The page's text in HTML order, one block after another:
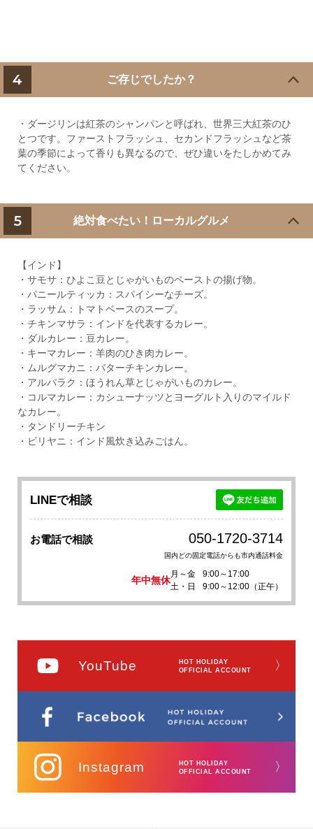
4 ご存じでしたか？
・ダージリンは紅茶のシャンパンと呼ばれ、世界三大紅茶のひ
とつです。ファーストフラッシュ、セカンドフラッシュなど茶
葉の季節によって香りも異なるので、ぜひ違いをたしかめてみ
てください。
5 絶対食べたい！ローカルグルメ
【インド】
・サモサ：ひよこ豆とじゃがいものペーストの揚げ物。
・パニールティッカ：スパイシーなチーズ。
・ラッサム：トマトベースのスープ。
・チキンマサラ：インドを代表するカレー。
・ダルカレー：豆カレー。
・キーマカレー：羊肉のひき肉カレー。
・ムルグマカニ：バターチキンカレー。
・アルパラク：ほうれん草とじゃがいものカレー。
・コルマカレー：カシューナッツとヨーグルト入りのマイルド
なカレー。
・タンドリーチキン
・ビリヤニ：インド風炊き込みごはん。
LINEで相談
お電話で相談 050-1720-3714
国内どの固定電話からも市内通話料金
年中無休
月～金
9:00～17:00
土・日
9:00～12:00（正午）
YouTube
HOT HOLIDAY
OFFICIAL ACCOUNT
〉
Instagram
HOT HOLIDAY
OFFICIAL ACCOUNT
〉